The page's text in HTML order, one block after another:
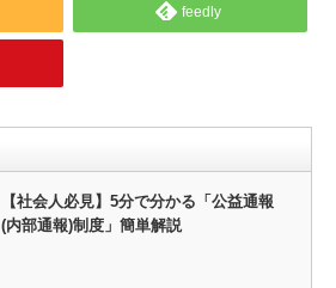
feedly
【社会人必見】5分で分かる「公益通報
(内部通報)制度」簡単解説